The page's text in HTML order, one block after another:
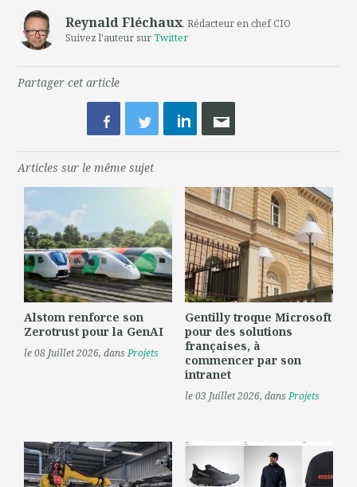
Reynald Fléchaux, Rédacteur en chef CIO
Suivez l'auteur surTwitter
Partager cet article
Articles sur le même sujet
Alstom renforce son
Zerotrust pour la GenAI
le 08 Juillet 2026, dansProjets
Gentilly troque Microsoft
pour des solutions
françaises, à
commencer par son
intranet
le 03 Juillet 2026, dansProjets